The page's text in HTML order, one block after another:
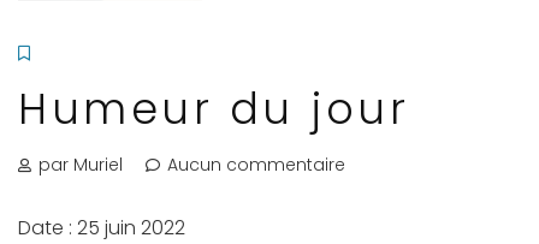
Humeur du jour
par Muriel Aucun commentaire
Date : 25 juin 2022